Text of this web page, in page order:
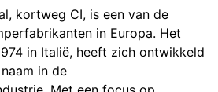
kortweg CI, is een van de
in Europa. Het
in Italië, heeft zich ontwikkeld
in de